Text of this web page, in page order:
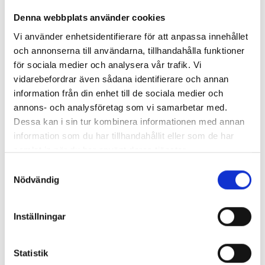
Denna webbplats använder cookies
Vi använder enhetsidentifierare för att anpassa innehållet
och annonserna till användarna, tillhandahålla funktioner
för sociala medier och analysera vår trafik. Vi
vidarebefordrar även sådana identifierare och annan
information från din enhet till de sociala medier och
annons- och analysföretag som vi samarbetar med.
Dessa kan i sin tur kombinera informationen med annan
information som du har tillhandahållit eller som de har
samlat in när du har använt deras tjänster.
Nödvändig
Inställningar
Statistik
• Personligt brev
• Arbetsintyg
• Arbetsprover
Kunskaper i svenska
Om du har ett annat modersmål än svenska,
danska, färöiska, isländska eller norska måste
du ha de kunskaper i svenska som behövs för
att du ska kunna klara av utbildningen. Det är
skolan som avgör och prövar om du har de
4. Urval och antagning
Om det finns fler behöriga sökande än det
finns platser på en utbildning görs ett urval.
utbildning.